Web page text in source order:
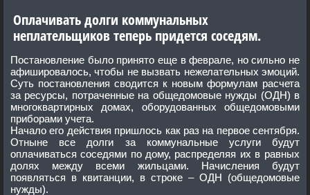
Оплачивать долги коммунальных
неплательщиков теперь придется соседям.
Постановление было принято еще в феврале, но сильно не
афишировалось, чтобы не вызвать нежелательных эмоций.
Суть постановления сводится к новым формулам расчета
за ресурсы, потраченные на общедомовые нужды (ОДН) в
многоквартирных домах, оборудованных общедомовыми
приборами учета.
Начало его действия пришлось как раз на первое сентября.
Отныне все долги за коммунальные услуги будут
оплачиваться соседями по дому, распределяя их в равных
долях между всеми жильцами. Начисления будут
появляться в квитанции, в строке – ОДН (общедомовые
нужды).